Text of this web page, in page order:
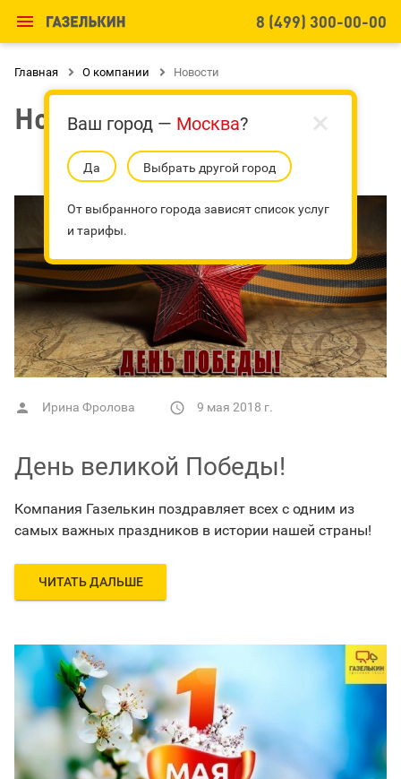
 8 (499) 300-00-00
Главная  О компании  Новости
Новости
 Ирина Фролова  9 мая 2018 г.
День великой Победы!
Компания Газелькин поздравляет всех с одним из
самых важных праздников в истории нашей страны!
ЧИТАТЬ ДАЛЬШЕ
Ваш город — Москва?
Да Выбрать другой город
От выбранного города зависят список услуг
и тарифы.